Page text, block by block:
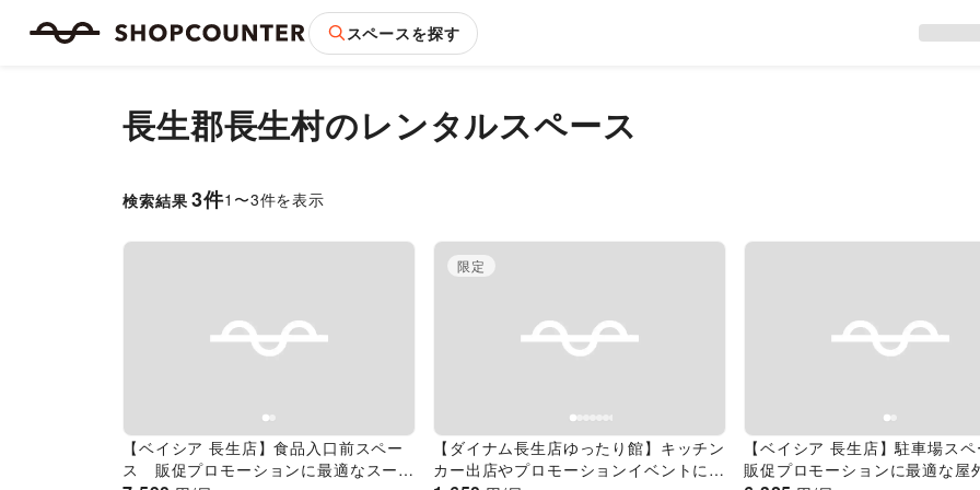
スペースを探す
長生郡長生村のレンタルスペース
検索結果 3件1 〜3件を表示
Previous slide
【ベイシア 長生店】食品入口前スペー
ス 販促プロモーションに最適なスーパ
Previous slide
限定
【ダイナム長生店ゆったり館】キッチン
カー出店やプロモーションイベントに最
Previous slide
【ベイシア 長生店】駐車場ス
販促プロモーションに最適な屋